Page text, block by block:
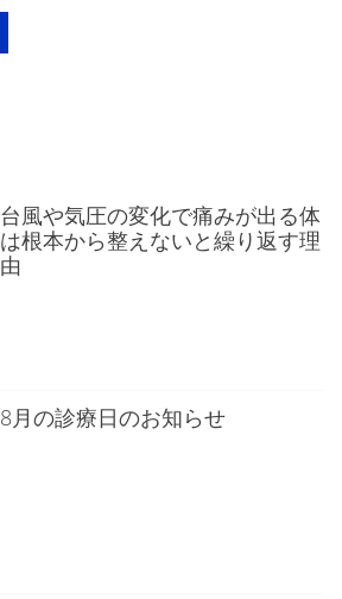
台風や気圧の変化で痛みが出る体
は根本から整えないと繰り返す理
由
8月の診療日のお知らせ